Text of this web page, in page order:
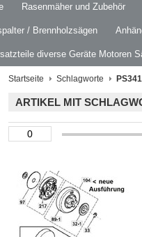
Rasenmäher und Zubehör
/ Brennholzsägen
diverse Geräte Motoren
Startseite Schlagworte
ARTIKEL MIT